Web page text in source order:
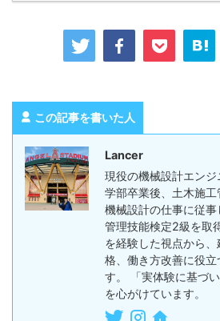
この記事を書いた人
Lancer
現役の機械設計エン
学部卒業後、土木施
機械設計の仕事に従
管理技能検定2級を取
を経験した視点から
格、働き方改善に役
す。 「実体験に基づ
を心がけています。